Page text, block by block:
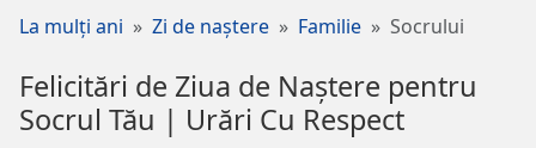
La mulți ani Zi de naștere Familie Socrului
Felicitări de Ziua de Naștere pentru
Socrul Tău | Urări Cu Respect